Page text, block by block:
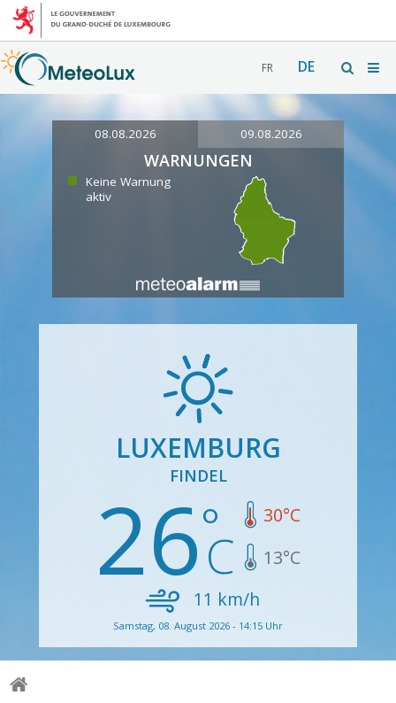
FR DE
08.08.2026 09.08.2026
WARNUNGEN
Keine Warnung
aktiv
LUXEMBURG
FINDEL
26 30°C
13°C
11 km/h
Samstag, 08. August 2026 - 14:15 Uhr